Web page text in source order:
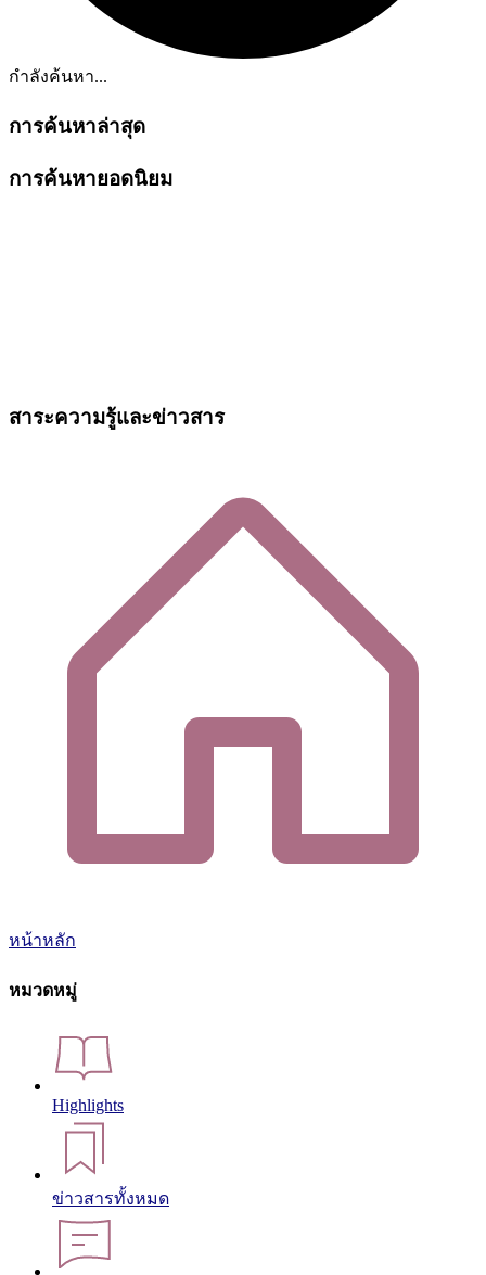
กำลังค้นหา...
การค้นหาล่าสุด
การค้นหายอดนิยม
สาระความรู้และข่าวสาร
หน้าหลัก
หมวดหมู่
Highlights
ข่าวสารทั้งหมด